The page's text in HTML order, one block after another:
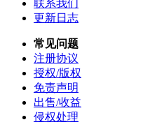
联系我们
更新日志
常见问题
注册协议
授权/版权
免责声明
出售/收益
侵权处理